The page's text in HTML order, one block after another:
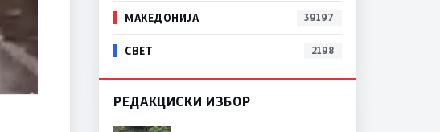
МАКЕДОНИЈА 39197
СВЕТ 2198
РЕДАКЦИСКИ ИЗБОР